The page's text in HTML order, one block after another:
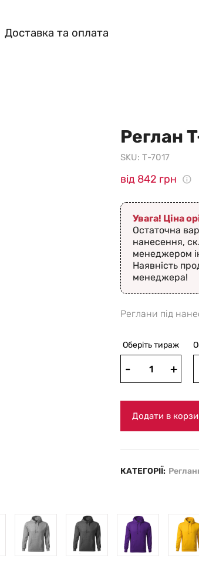
Доставка та оплата
Реглан
SKU: Т-7017
від 842 грн
Увага! Ціна
Остаточна
нанесення,
менеджером
Наявність
менеджера!
Реглани під
Оберіть тираж
Додати в
КАТЕГОРІЇ: